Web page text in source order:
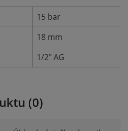
15 bar
18 mm
1/2" AG
(0)